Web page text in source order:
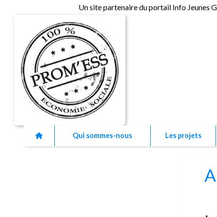
Un site partenaire du portail Info Jeunes
Qui sommes-nous Les projets